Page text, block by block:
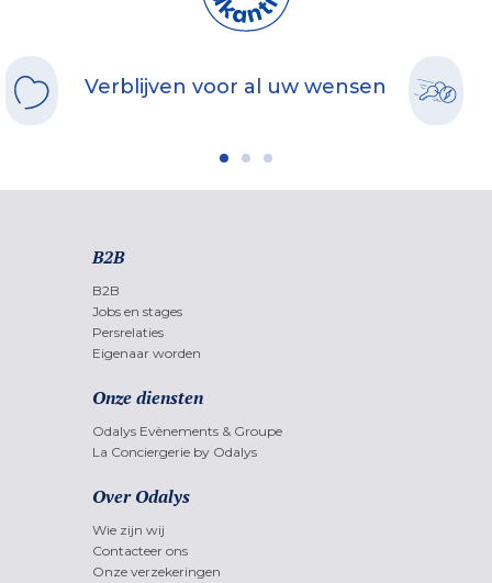
Verblijven voor al uw wensen
B2B
B2B
Jobs en stages
Persrelaties
Eigenaar worden
Onze diensten
Odalys Evènements & Groupe
La Conciergerie by Odalys
Over Odalys
Wie zijn wij
Contacteer ons
Onze verzekeringen